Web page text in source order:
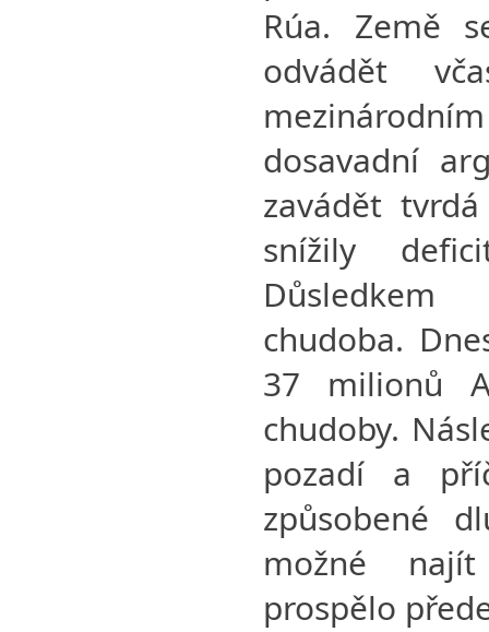
Rúa. Země
odvádět
dosavadní
zavádět
snížily
chudoba.
37 milionů
chudoby.
pozadí a
způsobené
možné
prospělo